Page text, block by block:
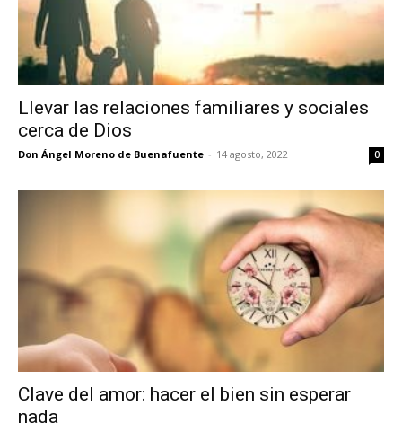
Llevar las relaciones familiares y sociales
cerca de Dios
Don Ángel Moreno de Buenafuente - 14 agosto, 2022 0
Clave del amor: hacer el bien sin esperar
nada